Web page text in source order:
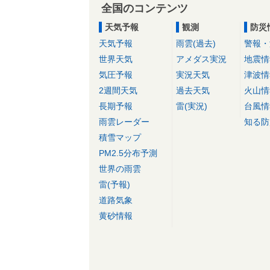
全国のコンテンツ
天気予報
天気予報
世界天気
気圧予報
2週間天気
長期予報
雨雲レーダー
積雪マップ
PM2.5分布予測
世界の雨雲
雷(予報)
道路気象
黄砂情報
観測
雨雲(過去)
アメダス実況
実況天気
過去天気
雷(実況)
防災
警報
地震
津波
火山
台風
知る